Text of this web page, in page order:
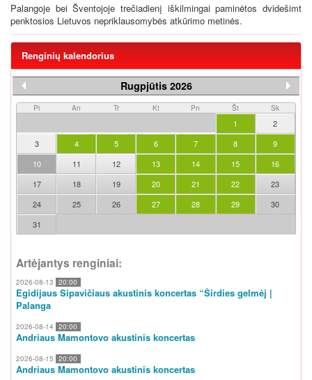
Palangoje bei Šventojoje trečiadienį iškilmingai paminėtos dvidešimt
penktosios Lietuvos nepriklausomybės atkūrimo metinės.
Renginių kalendorius
Rugpjūtis 2026
Pi An Tr Kt Pn Št Sk
1
2
3
4 5 6 7 8
9
10
11 12 13 14 15
16
17
18 19 20 21 22
23
24
25 26 27 28 29
30
31
Artėjantys renginiai:
2026-08-13 20:00
Egidijaus Sipavičiaus akustinis koncertas “Širdies gelmėj |
Palanga
2026-08-14 20:00
Andriaus Mamontovo akustinis koncertas
2026-08-15 20:00
Andriaus Mamontovo akustinis koncertas